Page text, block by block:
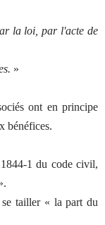
la loi, par l'acte de
»
ont en principe
bénéfices.
1 du code civil,
tailler « la part du